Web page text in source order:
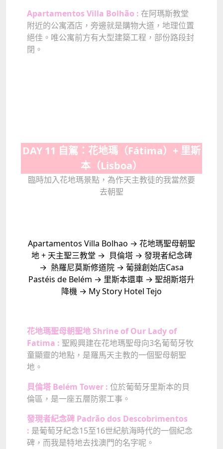
Apartamentos Villa Bolhão : 在阿瑪斯教堂
附近的公寓酒店，旁邊就是購物大道，地理位置
絕佳。唯公寓前方有大型建築工程，部份路段封
閉。
DAY 11 自駕：花地瑪（Fátima）+ 里斯
本（Lisboa）
臨時加入花地瑪景點，為作天主教徒的我當然要
去朝聖
Apartamentos Villa Bolhao → 花地瑪聖母朝聖
地 + 天主聖三教堂 → 貝倫塔 → 發現者紀念碑
→ 熱羅尼莫斯修道院 → 葡撻創始店Casa
Pastéis de Belém → 里斯本還車 → 聖胡斯塔升
降機 → My Story Hotel Tejo
花地瑪聖母朝聖地 Shrine of Our Lady of
Fatima : 聖殿興建在花地瑪聖母向3名葡萄牙牧
童顯靈的地點，是羅馬天主教的一個聖母朝聖
地。
貝倫塔 Belém Tower : 位於葡萄牙里斯本的貝
倫區， 是一座五層防禦工事。
發現者紀念碑 Padrão dos Descobrimentos
: 是葡萄牙紀念15至16世紀航海時代的一個紀念
碑，而我是特地去找澳門的名字呢。